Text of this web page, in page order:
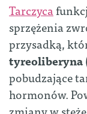
Tarczyca
sprzężenia
przysadką,
tyreoliberyna
pobudzające
hormonów.